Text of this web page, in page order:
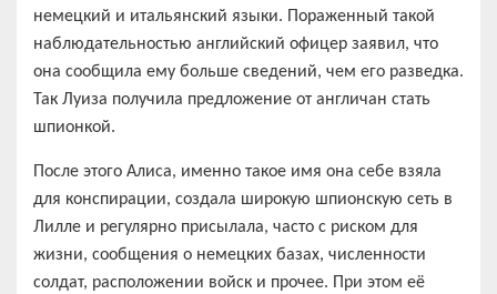
немецкий и итальянский языки. Пораженный такой
наблюдательностью английский офицер заявил, что
она сообщила ему больше сведений, чем его разведка.
Так Луиза получила предложение от англичан стать
шпионкой.
После этого Алиса, именно такое имя она себе взяла
для конспирации, создала широкую шпионскую сеть в
Лилле и регулярно присылала, часто с риском для
жизни, сообщения о немецких базах, численности
солдат, расположении войск и прочее. При этом её